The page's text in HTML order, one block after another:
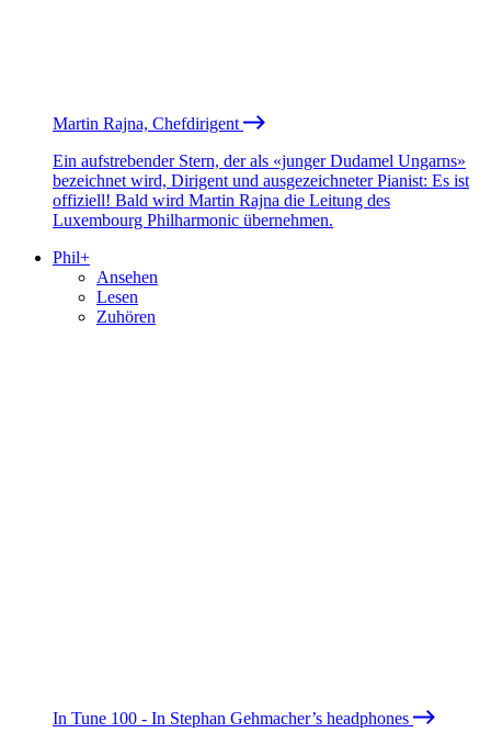
Martin Rajna, Chefdirigent
Ein aufstrebender Stern, der als «junger Dudamel Ungarns»
bezeichnet wird, Dirigent und ausgezeichneter Pianist: Es ist
offiziell! Bald wird Martin Rajna die Leitung des
Luxembourg Philharmonic übernehmen.
Phil+
Ansehen
Lesen
Zuhören
In Tune 100 - In Stephan Gehmacher’s headphones